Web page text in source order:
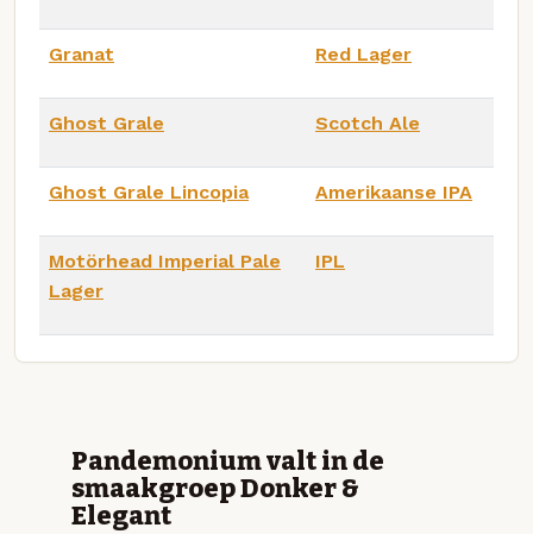
Granat Red Lager
Ghost Grale Scotch Ale
Ghost Grale Lincopia Amerikaanse IPA
Motörhead Imperial Pale
Lager
IPL
Pandemonium valt in de
smaakgroep Donker &
Elegant